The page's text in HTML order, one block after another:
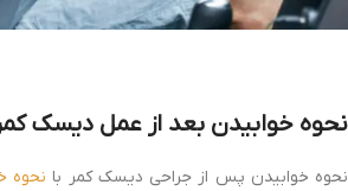
نحوه خوابیدن بعد از عمل دیسک
نحوه خوابیدن پس از جراحی دیسک کمر با نحوه